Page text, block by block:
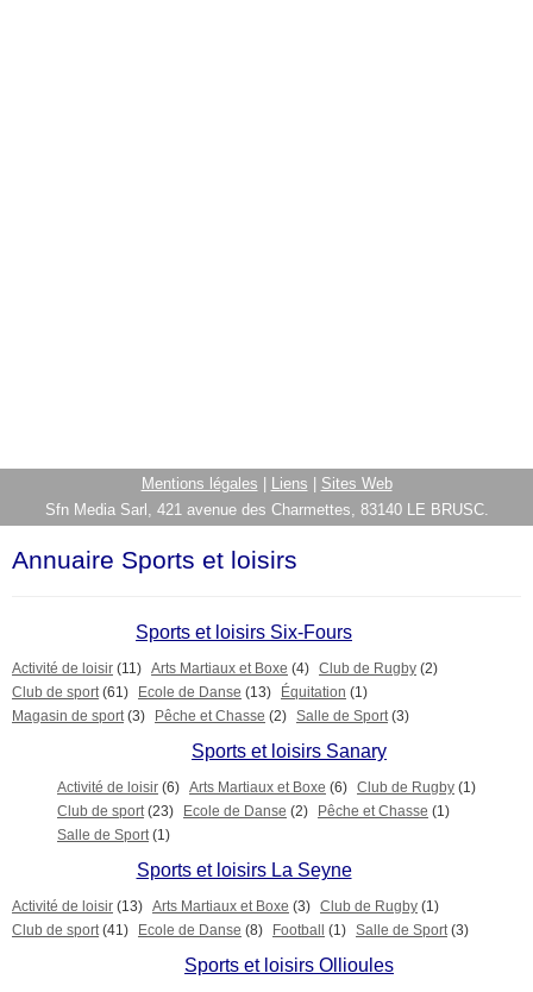
Mentions légales Liens
Sites Web
Sfn Media Sarl, 421 avenue des Charmettes, 83140 LE BRUSC.
Annuaire Sports et loisirs
Sports et loisirs Six-Fours
Activité de loisir (11) Arts Martiaux et Boxe (4) Club de Rugby (2)
Club de sport (61) Ecole de Danse (13) Équitation (1)
Magasin de sport (3) Pêche et Chasse (2) Salle de Sport (3)
Sports et loisirs Sanary
Activité de loisir (6) Arts Martiaux et Boxe (6) Club de Rugby (1)
Club de sport (23) Ecole de Danse (2) Pêche et Chasse (1)
Salle de Sport (1)
Sports et loisirs La Seyne
Activité de loisir (13) Arts Martiaux et Boxe (3) Club de Rugby (1)
Club de sport (41) Ecole de Danse (8) Football (1) Salle de Sport (3)
Sports et loisirs Ollioules